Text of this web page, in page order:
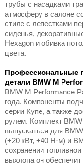
трубы с насадками
атмосферу в салоне
стиле с лепестками
сиденья,
Hexagon и обивка
цвета.
Профессиональные
детали BMW M
BMW M Performance
года. Компоненты
серии Купе, а также
рулем. Комплект
выпускаться для
(+20 кВт, +40 Н·м) и
сохранении
выхлопа он